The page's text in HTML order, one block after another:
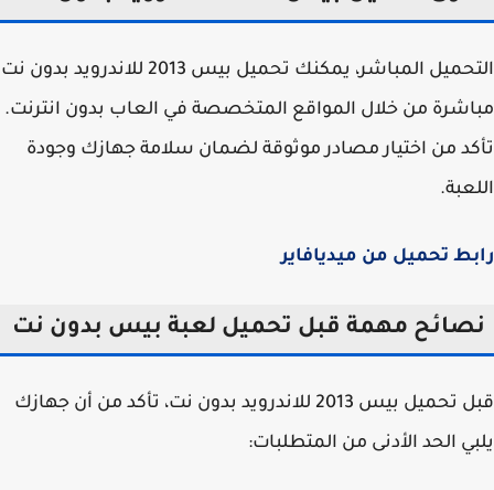
التحميل المباشر، يمكنك تحميل بيس 2013 للاندرويد بدون نت
من خلال المواقع المتخصصة في العاب بدون انترنت.
من اختيار مصادر موثوقة لضمان سلامة جهازك وجودة
تحميل من ميديافاير
مهمة قبل تحميل لعبة بيس بدون نت
قبل تحميل بيس 2013 للاندرويد بدون نت، تأكد من أن جهازك
الحد الأدنى من المتطلبات: